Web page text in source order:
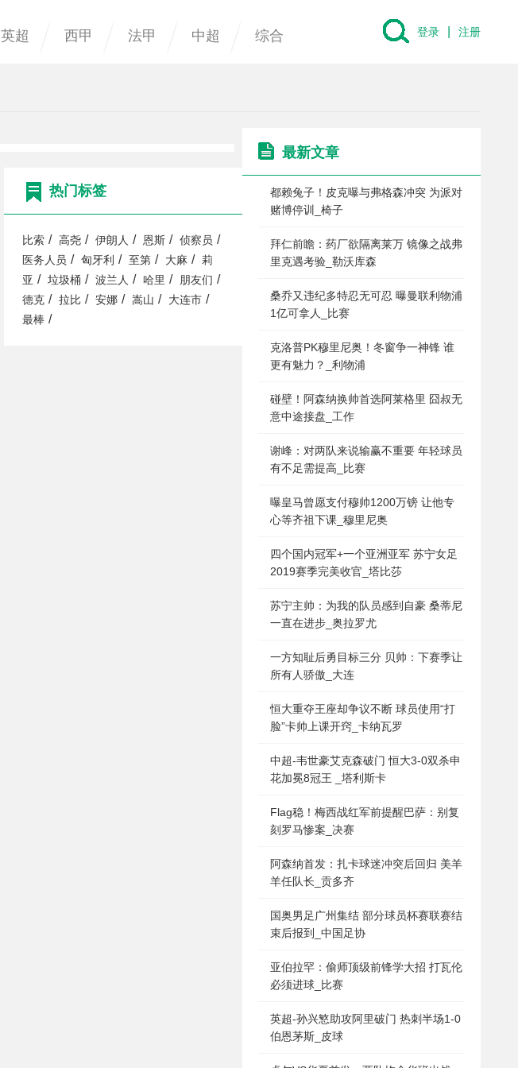
英超 西甲 法甲 中超 综合 登录 注册
最新文章
都赖兔子！皮克曝与弗格森冲突 为派对
赌博停训_椅子
拜仁前瞻：药厂欲隔离莱万 镜像之战弗
里克遇考验_勒沃库森
桑乔又违纪多特忍无可忍 曝曼联利物浦
1亿可拿人_比赛
克洛普PK穆里尼奥！冬窗争一神锋 谁
更有魅力？_利物浦
碰壁！阿森纳换帅首选阿莱格里 囧叔无
意中途接盘_工作
谢峰：对两队来说输赢不重要 年轻球员
有不足需提高_比赛
曝皇马曾愿支付穆帅1200万镑 让他专
心等齐祖下课_穆里尼奥
四个国内冠军+一个亚洲亚军 苏宁女足
2019赛季完美收官_塔比莎
苏宁主帅：为我的队员感到自豪 桑蒂尼
一直在进步_奥拉罗尤
一方知耻后勇目标三分 贝帅：下赛季让
所有人骄傲_大连
恒大重夺王座却争议不断 球员使用“打
脸”卡帅上课开窍_卡纳瓦罗
中超-韦世豪艾克森破门 恒大3-0双杀申
花加冕8冠王 _塔利斯卡
Flag稳！梅西战红军前提醒巴萨：别复
刻罗马惨案_决赛
阿森纳首发：扎卡球迷冲突后回归 美羊
羊任队长_贡多齐
国奥男足广州集结 部分球员杯赛联赛结
束后报到_中国足协
亚伯拉罕：偷师顶级前锋学大招 打瓦伦
必须进球_比赛
英超-孙兴慜助攻阿里破门 热刺半场1-0
伯恩茅斯_皮球
热门标签
比索 / 高尧 / 伊朗人 / 恩斯 / 侦察员 /
医务人员 / 匈牙利 / 至第 / 大麻 /
莉
亚 / 垃圾桶 / 波兰人 / 哈里 / 朋友们 /
德克 / 拉比 / 安娜 / 嵩山 / 大连市 /
最棒 /